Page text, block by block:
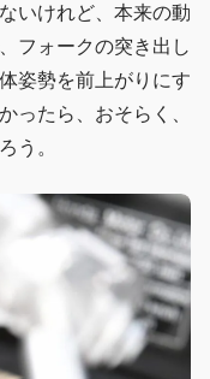
いけれど、本来の動
フォークの突き出し
姿勢を前上がりにす
ったら、おそらく、
う。